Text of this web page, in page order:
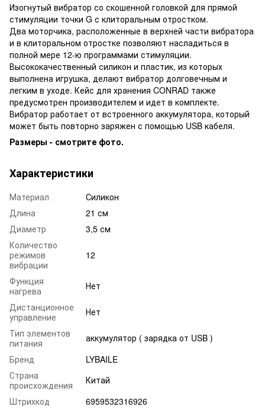
Изогнутый вибратор со скошенной головкой для прямой
стимуляции точки G с клиторальным отростком.
Два моторчика, расположенные в верхней части вибратора
и в клиторальном отростке позволяют насладиться в
полной мере 12-ю программами стимуляции.
Высококачественный силикон и пластик, из которых
выполнена игрушка, делают вибратор долговечным и
легким в уходе. Кейс для хранения CONRAD также
предусмотрен производителем и идет в комплекте.
Вибратор работает от встроенного аккумулятора, который
может быть повторно заряжен с помощью USB кабеля.
Размеры - смотрите фото.
Характеристики
Материал
Силикон
Длина
21 см
Диаметр
3,5 см
Количество
режимов
вибрации
12
Функция
нагрева
Нет
Дистанционное
управление
Нет
Тип элементов
питания
аккумулятор ( зарядка от USB )
Бренд
LYBAILE
Страна
происхождения
Китай
Штрихкод
6959532316926